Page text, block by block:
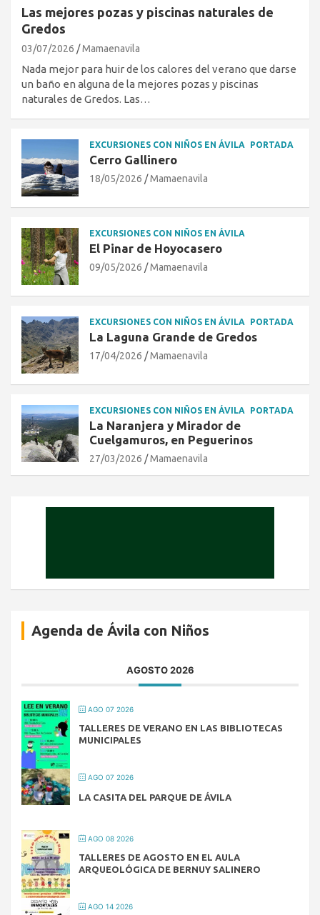
Las mejores pozas y piscinas naturales de
Gredos
03/07/2026 Mamaenavila
Nada mejor para huir de los calores del verano que darse
un baño en alguna de la mejores pozas y piscinas
naturales de Gredos. Las…
EXCURSIONES CON NIÑOS EN ÁVILA PORTADA
Cerro Gallinero
18/05/2026 Mamaenavila
EXCURSIONES CON NIÑOS EN ÁVILA
El Pinar de Hoyocasero
09/05/2026 Mamaenavila
EXCURSIONES CON NIÑOS EN ÁVILA PORTADA
La Laguna Grande de Gredos
17/04/2026 Mamaenavila
EXCURSIONES CON NIÑOS EN ÁVILA PORTADA
La Naranjera y Mirador de
Cuelgamuros, en Peguerinos
27/03/2026 Mamaenavila
Agenda de Ávila con Niños
AGOSTO 2026
AGO 07 2026
TALLERES DE VERANO EN LAS BIBLIOTECAS
MUNICIPALES
AGO 07 2026
LA CASITA DEL PARQUE DE ÁVILA
AGO 08 2026
TALLERES DE AGOSTO EN EL AULA
ARQUEOLÓGICA DE BERNUY SALINERO
AGO 14 2026